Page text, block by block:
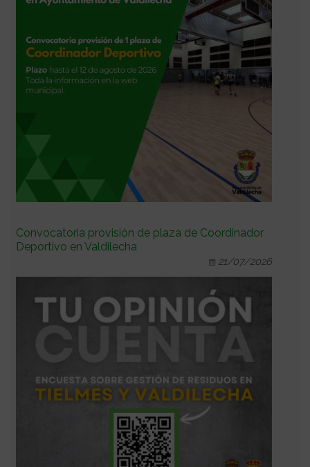
Convocatoria provisión de plaza de Coordinador
Deportivo en Valdilecha
21/07/2026